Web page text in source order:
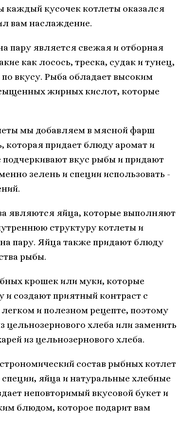
каждый кусочек котлеты оказался
вам наслаждение.
пару является свежая и отборная
как лосось, треска, судак и тунец,
вкусу. Рыба обладает высоким
жирных кислот, которые
мы добавляем в мясной фарш
придает блюду аромат и
вкус рыбы и придают
зелень и специи использовать -
являются яйца, которые выполняют
структуру котлеты и
пару. Яйца также придают блюду
рыбы.
крошек или муки, которые
создают приятный контраст с
и полезном рецепте, поэтому
хлеба или заменить
из цельнозернового хлеба.
состав рыбных котлет
яйца и натуральные хлебные
неповторимый вкусовой букет и
блюдом, которое подарит вам